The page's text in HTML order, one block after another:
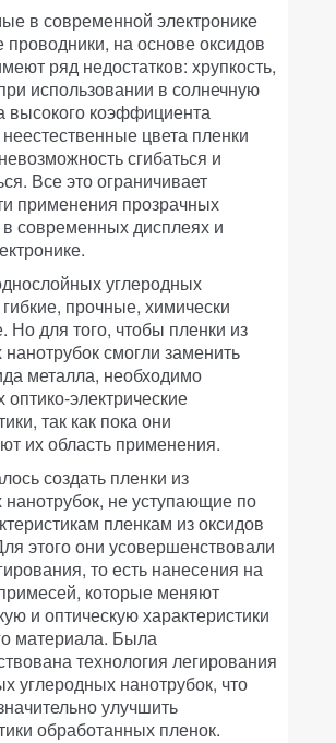
в современной электронике
проводники, на основе оксидов
ряд недостатков: хрупкость,
использовании в солнечную
высокого коэффициента
цвета пленки
сгибаться и
Все это ограничивает
применения прозрачных
в современных дисплеях и
углеродных
прочные, химически
Но для того, чтобы пленки из
смогли заменить
металла, необходимо
оптико-электрические
так как пока они
их область применения.
создать пленки из
нанотрубок, не уступающие по
пленкам из оксидов
этого они усовершенствовали
то есть нанесения на
которые меняют
и оптическую характеристики
материала. Была
технология легирования
углеродных нанотрубок, что
улучшить
обработанных пленок.